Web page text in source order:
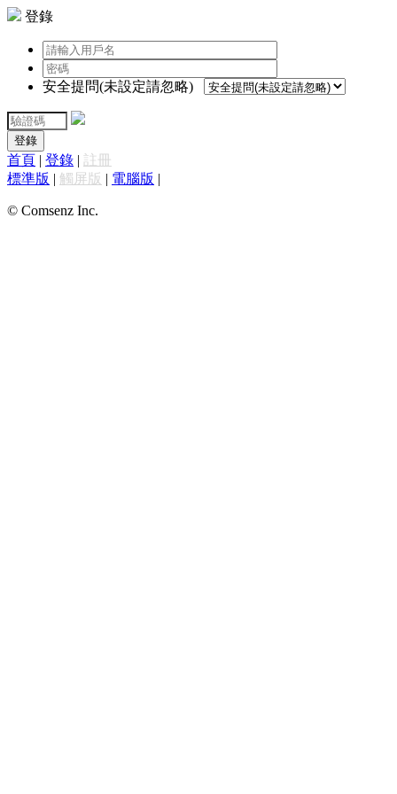
登錄
安全提問(未設定請忽略)
登錄
首頁 | 登錄 | 註冊
標準版 | 觸屏版 | 電腦版 |
© Comsenz Inc.